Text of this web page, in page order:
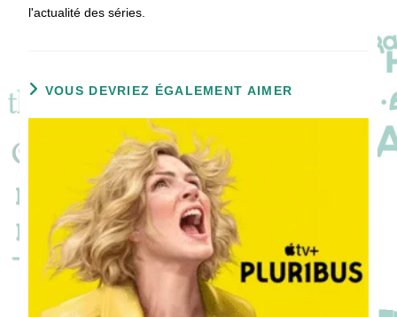
l'actualité des séries.
VOUS DEVRIEZ ÉGALEMENT AIMER